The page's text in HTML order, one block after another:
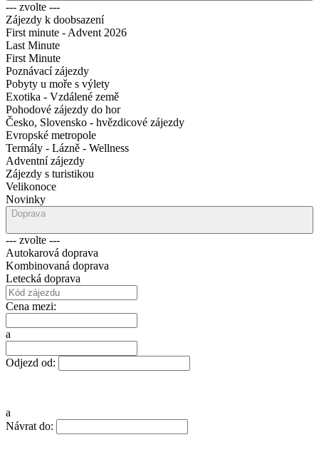
--- zvolte ---
Zájezdy k doobsazení
First minute - Advent 2026
Last Minute
First Minute
Poznávací zájezdy
Pobyty u moře s výlety
Exotika - Vzdálené země
Pohodové zájezdy do hor
Česko, Slovensko - hvězdicové zájezdy
Evropské metropole
Termály - Lázně - Wellness
Adventní zájezdy
Zájezdy s turistikou
Velikonoce
Novinky
Doprava
--- zvolte ---
Autokarová doprava
Kombinovaná doprava
Letecká doprava
Cena mezi:
a
Odjezd od:
a
Návrat do: